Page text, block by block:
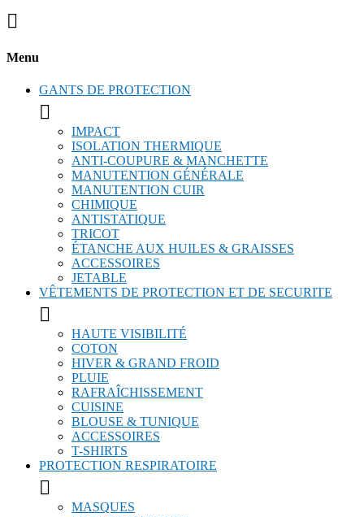

Menu
GANTS DE PROTECTION

IMPACT
ISOLATION THERMIQUE
ANTI-COUPURE & MANCHETTE
MANUTENTION GÉNÉRALE
MANUTENTION CUIR
CHIMIQUE
ANTISTATIQUE
TRICOT
ÉTANCHE AUX HUILES & GRAISSES
ACCESSOIRES
JETABLE
VÊTEMENTS DE PROTECTION ET DE SECURITE

HAUTE VISIBILITÉ
COTON
HIVER & GRAND FROID
PLUIE
RAFRAÎCHISSEMENT
CUISINE
BLOUSE & TUNIQUE
ACCESSOIRES
T-SHIRTS
PROTECTION RESPIRATOIRE

MASQUES